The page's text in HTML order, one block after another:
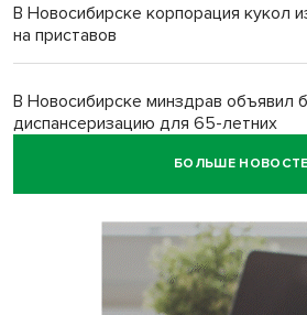
В Новосибирске корпорация кукол
на приставов
В Новосибирске минздрав объявил
диспансеризацию для 65-летних
В Новосибирске врачи
Знаменитый орангутан Бату
новосибирском зоопарке
БОЛЬШЕ